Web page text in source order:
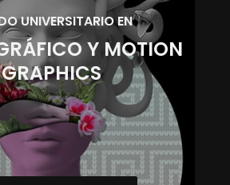
UNIVERSITARIO EN
Y MOTION
GRAPHICS